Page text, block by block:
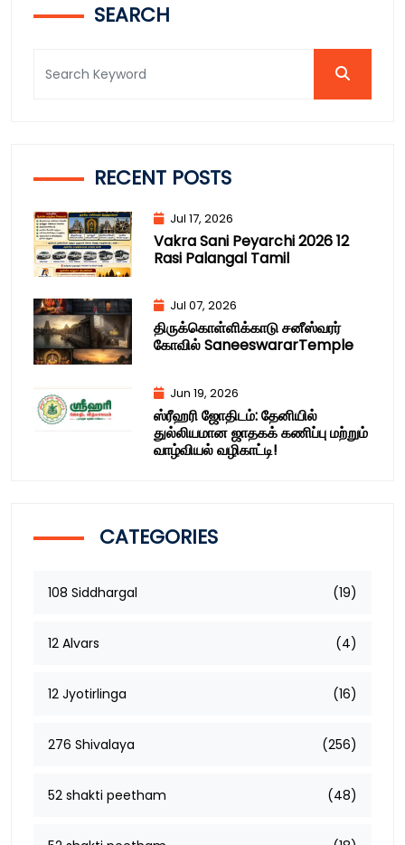
SEARCH
RECENT POSTS
Jul 17, 2026
Vakra Sani Peyarchi 2026 12
Rasi Palangal Tamil
Jul 07, 2026
திருக்கொள்ளிக்காடு சனீஸ்வரர்
கோவில் SaneeswararTemple
Jun 19, 2026
ஸ்ரீஹரி ஜோதிடம்: தேனியில்
துல்லியமான ஜாதகக் கணிப்பு மற்றும்
வாழ்வியல் வழிகாட்டி!
CATEGORIES
108 Siddhargal (19)
12 Alvars (4)
12 Jyotirlinga (16)
276 Shivalaya (256)
52 shakti peetham (48)